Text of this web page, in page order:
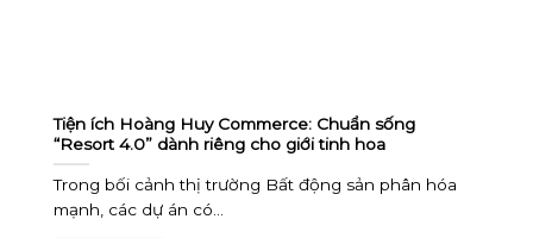
Tiện ích Hoàng Huy Commerce: Chuẩn sống
“Resort 4.0” dành riêng cho giới tinh hoa
Trong bối cảnh thị trường Bất động sản phân hóa
mạnh, các dự án có...